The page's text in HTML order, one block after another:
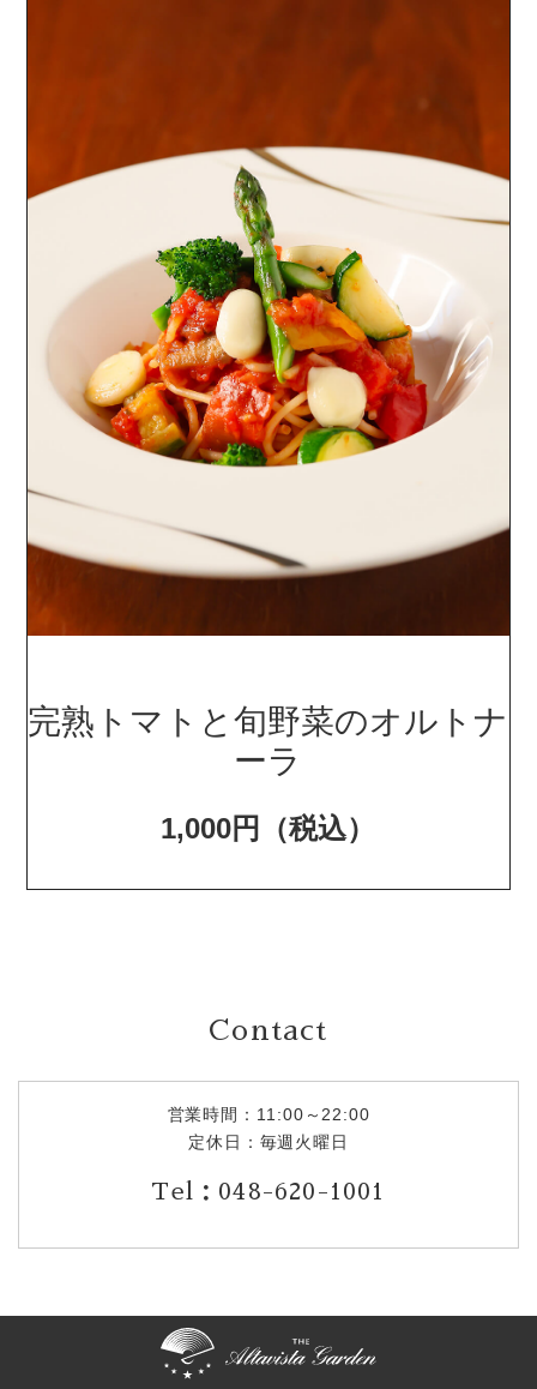
完熟トマトと旬野菜のオルトナ
ーラ
1,000円（税込）
Contact
営業時間：11:00～22:00
定休日：毎週火曜日
Tel：048-620-1001